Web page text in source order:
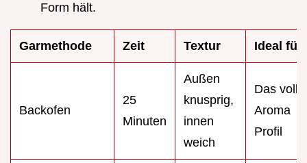
Form hält.
Garmethode Zeit Textur Ideal für
Backofen
25
Minuten
Außen
knusprig,
innen
weich
Das volle
Aroma
Profil